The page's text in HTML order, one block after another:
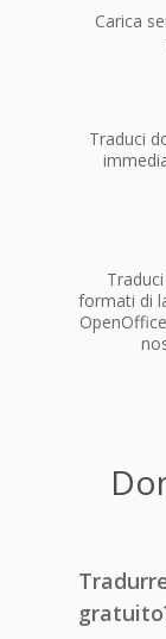
Carica
Traduci
formati di